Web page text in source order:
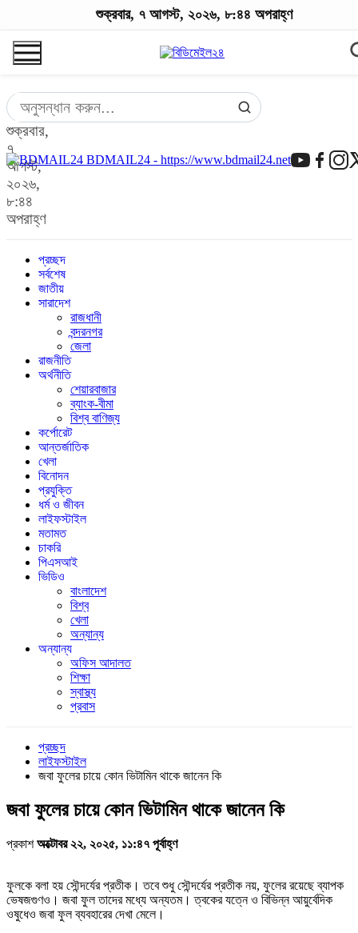
শুক্রবার,
৭
আগস্ট,
২০২৬,
৮:৪৪
অপরাহ্ণ
BDMAIL24 - https://www.bdmail24.net
প্রচ্ছদ
সর্বশেষ
জাতীয়
সারাদেশ
রাজধানী
বন্দরনগর
জেলা
রাজনীতি
অর্থনীতি
শেয়ারবাজার
ব্যাংক-বীমা
বিশ্ব বাণিজ্য
কর্পোরেট
আন্তর্জাতিক
খেলা
বিনোদন
প্রযুক্তি
ধর্ম ও জীবন
লাইফস্টাইল
মতামত
চাকরি
পিএসআই
ভিডিও
বাংলাদেশ
বিশ্ব
খেলা
অন্যান্য
অন্যান্য
অফিস আদালত
শিক্ষা
স্বাস্থ্য
প্রবাস
শুক্রবার, ৭ আগস্ট, ২০২৬, ৮:৪৪ অপরাহ্ণ
প্রচ্ছদ
লাইফস্টাইল
জবা ফুলের চায়ে কোন ভিটামিন থাকে জানেন কি
জবা ফুলের চায়ে কোন ভিটামিন থাকে জানেন কি
প্রকাশঅক্টোবর ২২, ২০২৫, ১১:৪৭ পূর্বাহ্ণ
ফুলকে বলা হয় সৌন্দর্যের প্রতীক। তবে শুধু সৌন্দর্যের প্রতীক নয়, ফুলের রয়েছে ব্যাপক
ভেষজগুণও। জবা ফুল তাদের মধ্যে অন্যতম। ত্বকের যত্নে ও বিভিন্ন আয়ুর্বেদিক
ওষুধেও জবা ফুল ব্যবহারের দেখা মেলে।